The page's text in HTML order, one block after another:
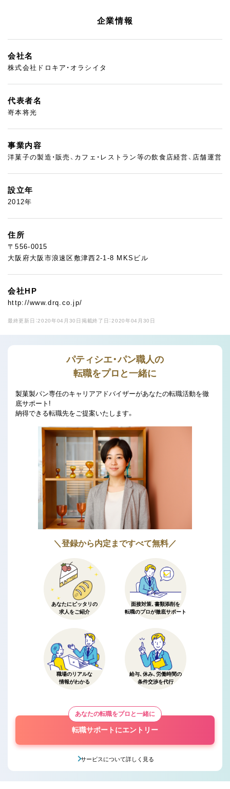
企業情報
会社名
株式会社ドロキア・オラシイタ
代表者名
嵜本将光
事業内容
洋菓子の製造・販売、カフェ・レストラン等の飲食店経営、店舗運営
設立年
2012年
住所
〒556-0015
大阪府大阪市浪速区敷津西2-1-8 MKSビル
会社HP
http://www.drq.co.jp/
最終更新日：2020年04月30日 掲載終了日：2020年04月30日
パティシエ・パン職人の
転職をプロと一緒に
製菓製パン専任のキャリアアドバイザーがあなたの転職活動を徹
底サポート!
納得できる転職先をご提案いたします。
＼登録から内定まですべて無料／
あなたにピッタリの
求人をご紹介
面接対策、書類添削を
転職のプロが徹底サポート
職場のリアルな
情報がわかる
給与、休み、労働時間の
条件交渉を代行
あなたの転職をプロと一緒に
転職サポートにエントリー
サービスについて詳しく見る